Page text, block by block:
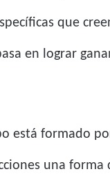
que
en lograr
está formado
una forma